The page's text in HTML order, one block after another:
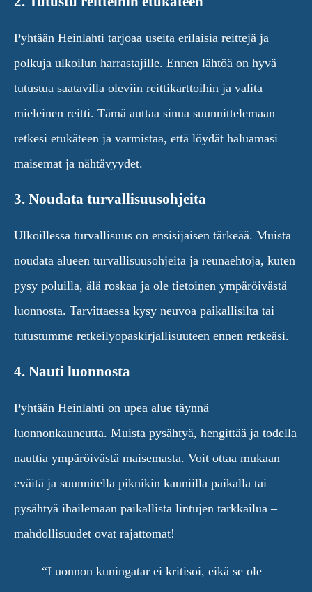
Pyhtään Heinlahti tarjoaa useita erilaisia reittejä ja
polkuja ulkoilun harrastajille. Ennen lähtöä on hyvä
tutustua saatavilla oleviin reittikarttoihin ja valita
mieleinen reitti. Tämä auttaa sinua suunnittelemaan
retkesi etukäteen ja varmistaa, että löydät haluamasi
maisemat ja nähtävyydet.
3. Noudata turvallisuusohjeita
Ulkoillessa turvallisuus on ensisijaisen tärkeää. Muista
noudata alueen turvallisuusohjeita ja reunaehtoja, kuten
pysy poluilla, älä roskaa ja ole tietoinen ympäröivästä
luonnosta. Tarvittaessa kysy neuvoa paikallisilta tai
tutustumme retkeilyopaskirjallisuuteen ennen retkeäsi.
4. Nauti luonnosta
Pyhtään Heinlahti on upea alue täynnä
luonnonkauneutta. Muista pysähtyä, hengittää ja todella
nauttia ympäröivästä maisemasta. Voit ottaa mukaan
eväitä ja suunnitella piknikin kauniilla paikalla tai
pysähtyä ihailemaan paikallista lintujen tarkkailua –
mahdollisuudet ovat rajattomat!
“Luonnon kuningatar ei kritisoi, eikä se ole